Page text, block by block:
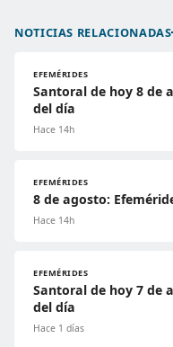
NOTICIAS RELACIONADAS
EFEMÉRIDES
Santoral de hoy 8 de
del día
Hace 14h
EFEMÉRIDES
8 de agosto:
Hace 14h
EFEMÉRIDES
Santoral de hoy 7 de
del día
Hace 1 días